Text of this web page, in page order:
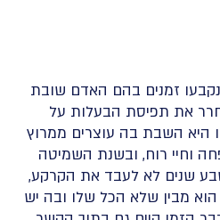
זמנים בהם האדם שובת
את תפיסת הבעלות על
היא השבת בה עוצרים ממרוץ
וחיי רוח, ובשנת השמיטה
שנים לא לעבד את הקרקע,
מבין שלא הכל שלו ובה יש